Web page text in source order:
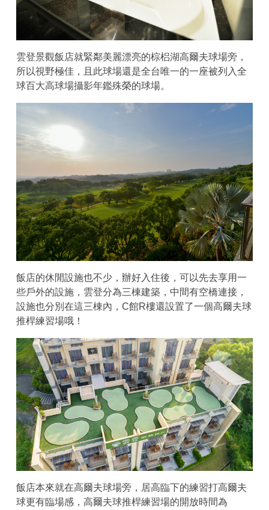
雲登景觀飯店就緊鄰美麗漂亮的棕梠湖高爾夫球場旁，
所以視野極佳，且此球場還是全台唯一的一座被列入全
球百大高球場攝影年鑑殊榮的球場。
飯店的休閒設施也不少，辦好入住後，可以先去享用一
些戶外的設施，雲登分為三棟建築，中間有空橋連接，
設施也分別在這三棟內，C館R樓還設置了一個高爾夫球
推桿練習場哦！
飯店本來就在高爾夫球場旁，居高臨下的練習打高爾夫
球更有臨場感，高爾夫球推桿練習場的開放時間為